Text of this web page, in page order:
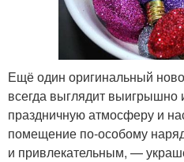
Ещё один оригинальный
всегда выглядит выигрышно
праздничную атмосферу и
помещение по‑особому
и привлекательным, —